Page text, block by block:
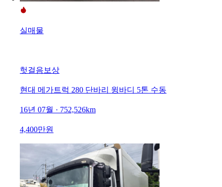
실매물
헛걸음보상
현대 메가트럭 280 단바리 윙바디 5톤 수동
16년 07월 · 752,526km
4,400만원